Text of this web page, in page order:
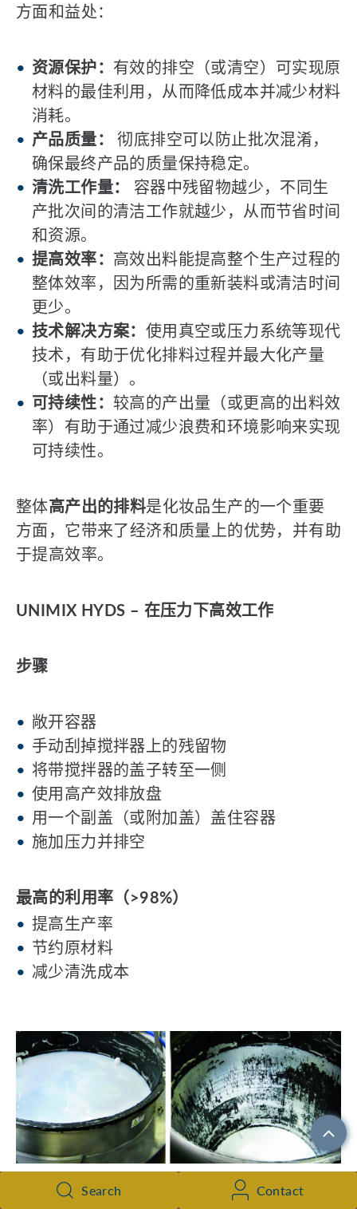
Search Contact
方面和益处：
资源保护： 有效的排空（或清空）可实现原
材料的最佳利用，从而降低成本并减少材料
消耗。
产品质量：
彻底排空可以防止批次混淆，
确保最终产品的质量保持稳定。
清洗工作量： 容器中残留物越少，不同生
产批次间的清洁工作就越少，从而节省时间
和资源。
提高效率： 高效出料能提高整个生产过程的
整体效率，因为所需的重新装料或清洁时间
更少。
技术解决方案： 使用真空或压力系统等现代
技术，有助于优化排料过程并最大化产量
（或出料量）。
可持续性： 较高的产出量（或更高的出料效
率）有助于通过减少浪费和环境影响来实现
可持续性。
整体高产出的排料是化妆品生产的一个重要
方面，它带来了经济和质量上的优势，并有助
于提高效率。
UNIMIX HYDS – 在压力下高效工作
步骤
敞开容器
手动刮掉搅拌器上的残留物
将带搅拌器的盖子转至一侧
使用高产效排放盘
用一个副盖（或附加盖）盖住容器
施加压力并排空
最高的利用率（>98%）
提高生产率
节约原材料
减少清洗成本